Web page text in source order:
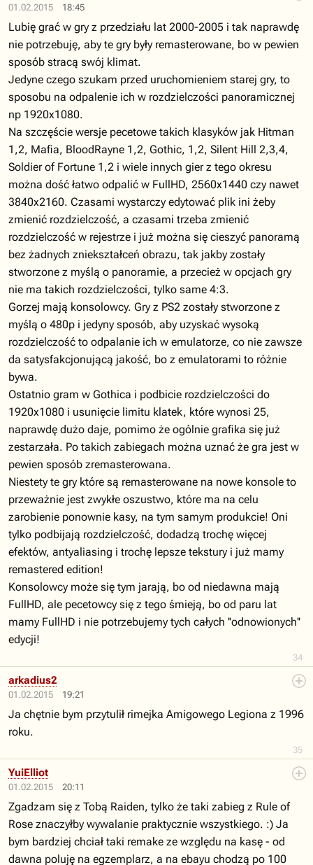
01.02.2015 18:45
34
Lubię grać w gry z przedziału lat 2000-2005 i tak naprawdę
nie potrzebuję, aby te gry były remasterowane, bo w pewien
sposób stracą swój klimat.
Jedyne czego szukam przed uruchomieniem starej gry, to
sposobu na odpalenie ich w rozdzielczości panoramicznej
np 1920x1080.
Na szczęście wersje pecetowe takich klasyków jak Hitman
1,2, Mafia, BloodRayne 1,2, Gothic, 1,2, Silent Hill 2,3,4,
Soldier of Fortune 1,2 i wiele innych gier z tego okresu
można dość łatwo odpalić w FullHD, 2560x1440 czy nawet
3840x2160. Czasami wystarczy edytować plik ini żeby
zmienić rozdzielczość, a czasami trzeba zmienić
rozdzielczość w rejestrze i już można się cieszyć panoramą
bez żadnych zniekształceń obrazu, tak jakby zostały
stworzone z myślą o panoramie, a przecież w opcjach gry
nie ma takich rozdzielczości, tylko same 4:3.
Gorzej mają konsolowcy. Gry z PS2 zostały stworzone z
myślą o 480p i jedyny sposób, aby uzyskać wysoką
rozdzielczość to odpalanie ich w emulatorze, co nie zawsze
da satysfakcjonującą jakość, bo z emulatorami to różnie
bywa.
Ostatnio gram w Gothica i podbicie rozdzielczości do
1920x1080 i usunięcie limitu klatek, które wynosi 25,
naprawdę dużo daje, pomimo że ogólnie grafika się już
zestarzała. Po takich zabiegach można uznać że gra jest w
pewien sposób zremasterowana.
Niestety te gry które są remasterowane na nowe konsole to
przeważnie jest zwykłe oszustwo, które ma na celu
zarobienie ponownie kasy, na tym samym produkcie! Oni
tylko podbijają rozdzielczość, dodadzą trochę więcej
efektów, antyaliasing i trochę lepsze tekstury i już mamy
remastered edition!
Konsolowcy może się tym jarają, bo od niedawna mają
FullHD, ale pecetowcy się z tego śmieją, bo od paru lat
mamy FullHD i nie potrzebujemy tych całych ''odnowionych''
edycji!
01.02.2015 19:21
35
arkadius2
Ja chętnie bym przytulił rimejka Amigowego Legiona z 1996
roku.
01.02.2015 20:11
YuiElliot
Zgadzam się z Tobą Raiden, tylko że taki zabieg z Rule of
Rose znaczyłby wywalanie praktycznie wszystkiego. :) Ja
bym bardziej chciał taki remake ze względu na kasę - od
dawna poluję na egzemplarz, a na ebayu chodzą po 100